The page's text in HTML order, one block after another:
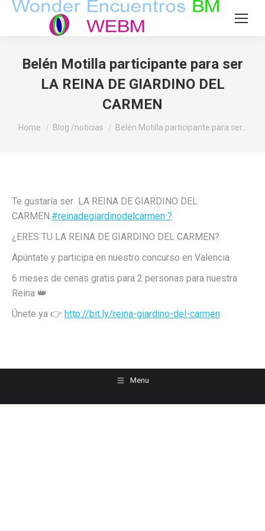
Belén Motilla participante para ser
LA REINA DE GIARDINO DEL
CARMEN
You are here:
Home Blog /noticias Belén Motilla participante para ser…
Te gustaría ser LA REINA DE GIARDINO DEL
CARMEN.#reinadegiardinodelcarmen ?
¿ERES TU LA REINA DE GIARDINO DEL CARMEN?
Apúntate y participa en nuestro concurso en Valencia
6 meses de cenas gratis para 2 personas para nuestra
Reina 👑
Únete ya 👉 http://bit.ly/reina-giardino-del-carmen
Menu